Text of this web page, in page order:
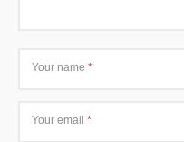
Your name *
Your email *